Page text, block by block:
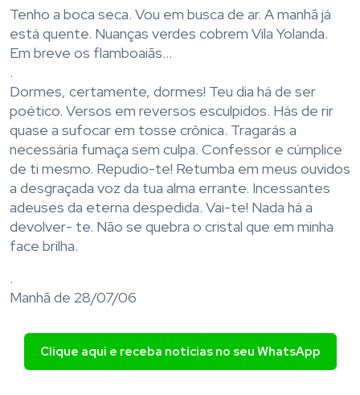
Tenho a boca seca. Vou em busca de ar. A manhã já
está quente. Nuanças verdes cobrem Vila Yolanda.
Em breve os flamboaiãs…
.
Dormes, certamente, dormes! Teu dia há de ser
poético. Versos em reversos esculpidos. Hás de rir
quase a sufocar em tosse crônica. Tragarás a
necessária fumaça sem culpa. Confessor e cúmplice
de ti mesmo. Repudio-te! Retumba em meus ouvidos
a desgraçada voz da tua alma errante. Incessantes
adeuses da eterna despedida. Vai-te! Nada há a
devolver- te. Não se quebra o cristal que em minha
face brilha.
.
Manhã de 28/07/06
Clique aqui e receba notícias no seu WhatsApp